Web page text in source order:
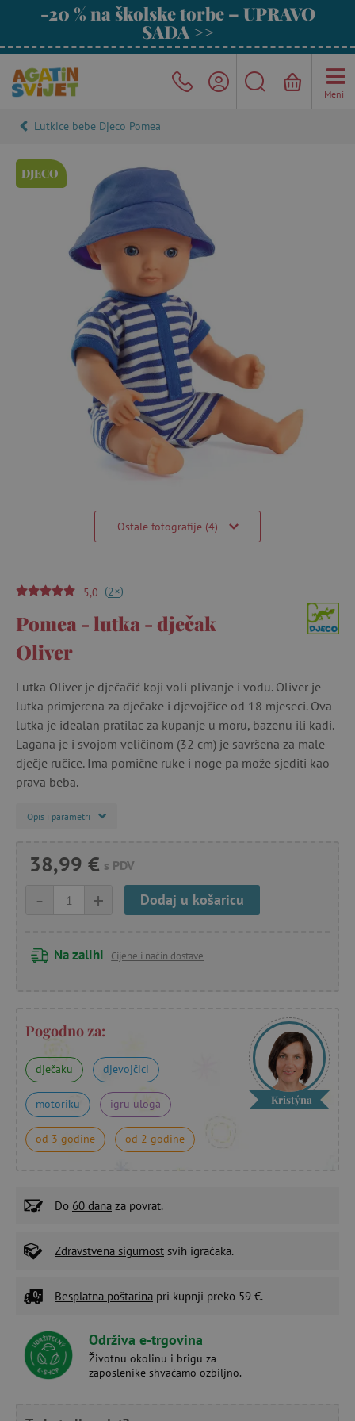
-20 % na školske torbe – UPRAVO
SADA >>
Meni
Lutkice bebe Djeco Pomea
DJECO
Ostale fotografije (4)
5,0 (2+)
Pomea - lutka - dječak
Oliver
Lutka Oliver je dječačić koji voli plivanje i vodu. Oliver je
lutka primjerena za dječake i djevojčice od 18 mjeseci. Ova
lutka je idealan pratilac za kupanje u moru, bazenu ili kadi.
Lagana je i svojom veličinom (32 cm) je savršena za male
dječje ručice. Ima pomične ruke i noge pa može sjediti kao
prava beba.
Opis i parametri
38,99 € s PDV
+
- Dodaj u košaricu
Na zalihi Cijene i način dostave
Pogodno za:
dječaku djevojčici
motoriku igru uloga
od 3 godine od 2 godine
Kristýna
Do 60 dana za povrat.
Zdravstvena sigurnost svih igračaka.
Besplatna poštarina pri kupnji preko 59 €.
Održiva e-trgovina
Životnu okolinu i brigu za
zaposlenike shvaćamo ozbiljno.